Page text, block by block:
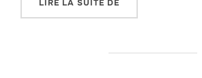
LIRE LA SUITE DE